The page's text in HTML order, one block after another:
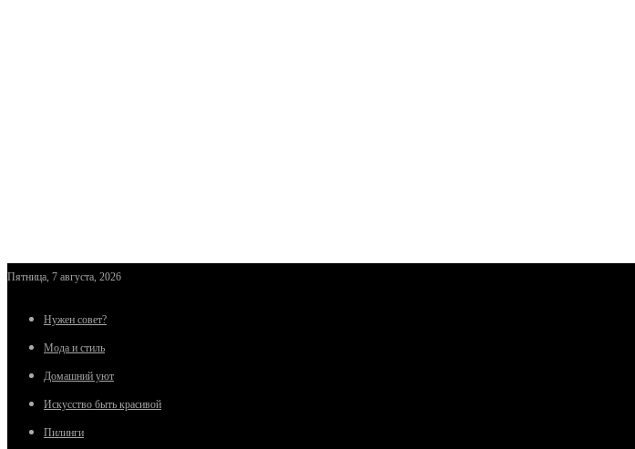
Пятница, 7 августа, 2026
Нужен совет?
Мода и стиль
Домашний уют
Искусство быть красивой
Пилинги